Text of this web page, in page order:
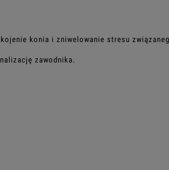
konia i zniwelowanie stresu
zawodnika.